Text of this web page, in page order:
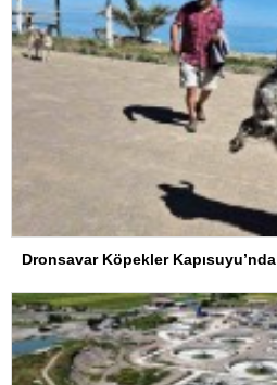
Dronsavar Köpekler Kapısuyu’nda